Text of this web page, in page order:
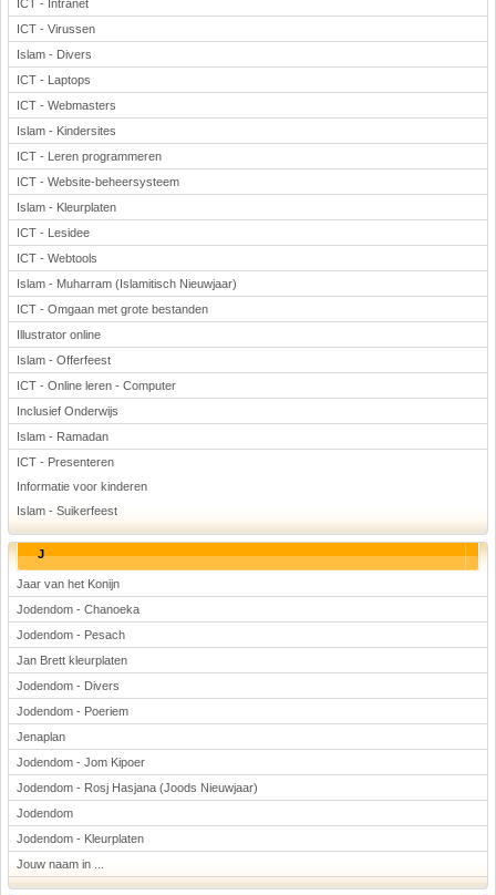
ICT - Intranet
ICT - Virussen
Islam - Divers
ICT - Laptops
ICT - Webmasters
Islam - Kindersites
ICT - Leren programmeren
ICT - Website-beheersysteem
Islam - Kleurplaten
ICT - Lesidee
ICT - Webtools
Islam - Muharram (Islamitisch Nieuwjaar)
ICT - Omgaan met grote bestanden
Illustrator online
Islam - Offerfeest
ICT - Online leren - Computer
Inclusief Onderwijs
Islam - Ramadan
ICT - Presenteren
Informatie voor kinderen
Islam - Suikerfeest
J
Jaar van het Konijn
Jodendom - Chanoeka
Jodendom - Pesach
Jan Brett kleurplaten
Jodendom - Divers
Jodendom - Poeriem
Jenaplan
Jodendom - Jom Kipoer
Jodendom - Rosj Hasjana (Joods Nieuwjaar)
Jodendom
Jodendom - Kleurplaten
Jouw naam in ...